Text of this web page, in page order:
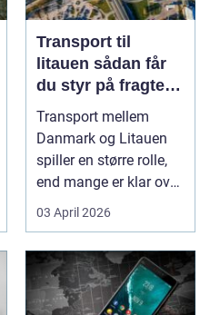
Transport til
litauen sådan får
du styr på fragten
til baltikum
Transport mellem
Danmark og Litauen
spiller en større rolle,
end mange er klar over.
Litauen er et n...
03 April 2026